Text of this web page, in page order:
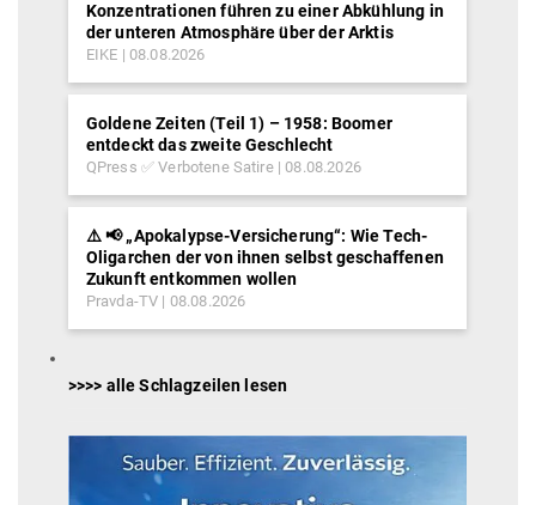
Konzentrationen führen zu einer Abkühlung in
der unteren Atmosphäre über der Arktis
EIKE 08.08.2026
Goldene Zeiten (Teil 1) – 1958: Boomer
entdeckt das zweite Geschlecht
QPress ✅ Verbotene Satire 08.08.2026
⚠️ 📢 „Apokalypse-Versicherung“: Wie Tech-
Oligarchen der von ihnen selbst geschaffenen
Zukunft entkommen wollen
Pravda-TV 08.08.2026
>>>> alle Schlagzeilen lesen